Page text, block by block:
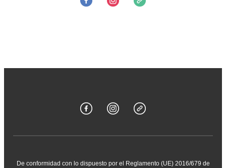
De conformidad con lo dispuesto por el Reglamento (UE) 2016/679 de